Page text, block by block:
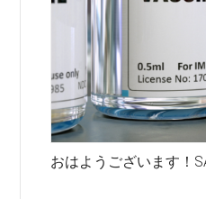
おはようございます！